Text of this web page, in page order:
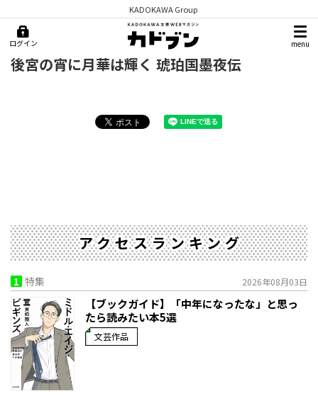
KADOKAWA Group
ログイン menu
後宮の宵に月華は輝く 琥珀国墨夜伝
アクセスランキング
1 特集 2026年08月03日
【ブックガイド】「中年になったな」と思っ
たら読みたい本5選
文芸作品